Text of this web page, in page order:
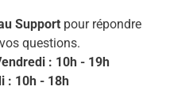
Support pour répondre
questions.
: 10h - 19h
: 10h - 18h